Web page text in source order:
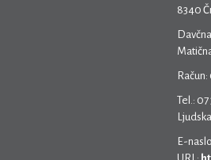
8340
Tel.: 07
E-